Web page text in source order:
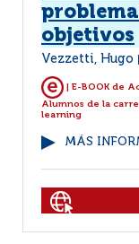
objetivos
Vezzetti, Hugo
| E-BOOK de
Alumnos de la
learning
MÁS